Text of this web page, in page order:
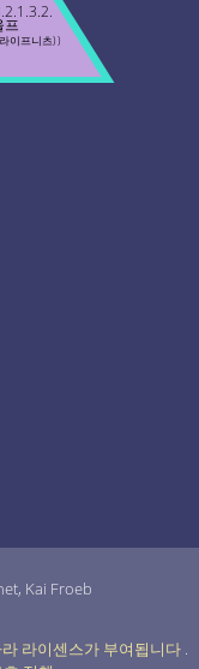
프
이프니츠) )
Kai Froeb
라이센스가 부여됩니다 .